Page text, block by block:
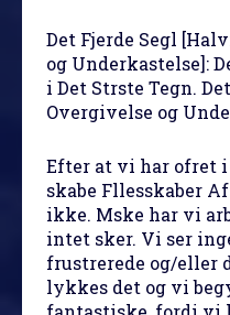
Det Fjerde Segl
og Underkastelse]:
i Det Strste Tegn.
Overgivelse og
Efter at vi har ofret
skabe Fllesskaber
ikke. Mske har vi
intet sker. Vi ser
frustrerede og/eller
lykkes det og vi